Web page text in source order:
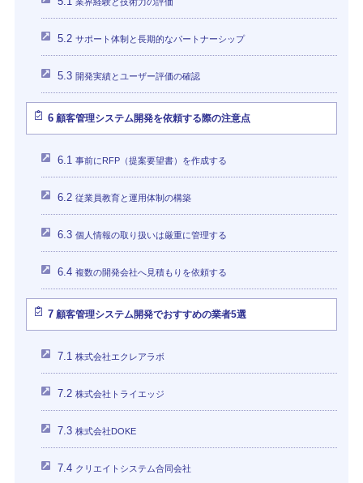
業界経験と技術力の評価
5.2 サポート体制と長期的なパートナーシップ
5.3 開発実績とユーザー評価の確認
6顧客管理システム開発を依頼する際の注意点
6.1 事前にRFP（提案要望書）を作成する
6.2 従業員教育と運用体制の構築
6.3 個人情報の取り扱いは厳重に管理する
6.4 複数の開発会社へ見積もりを依頼する
7顧客管理システム開発でおすすめの業者5選
7.1 株式会社エクレアラボ
7.2 株式会社トライエッジ
7.3 株式会社DOKE
7.4 クリエイトシステム合同会社